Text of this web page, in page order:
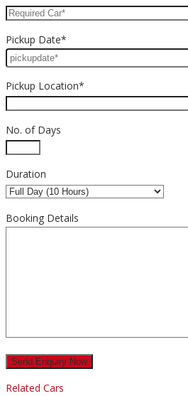
Pickup Date*
Pickup Location*
No. of Days
Duration
Booking Details
Related Cars